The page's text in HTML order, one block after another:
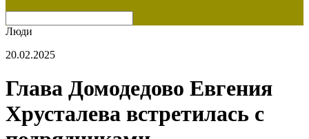
Люди
20.02.2025
Глава Домодедово Евгения
Хрусталева встретилась с